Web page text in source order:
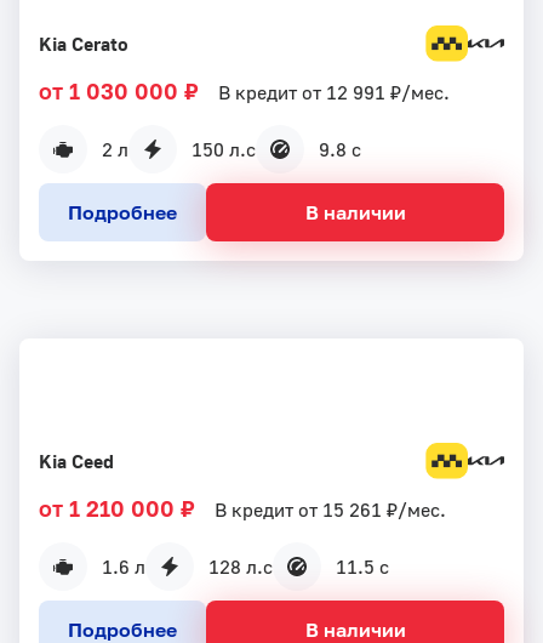
Kia Cerato
2 л 150 л.с 9.8 с
от 1 030 000 ₽ В кредит от 12 991 ₽/мес.
Подробнее В наличии
Kia Ceed
1.6 л 128 л.с 11.5 с
от 1 210 000 ₽ В кредит от 15 261 ₽/мес.
Подробнее В наличии